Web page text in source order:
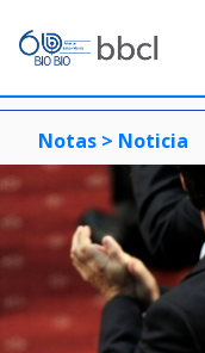
Notas > Noticia